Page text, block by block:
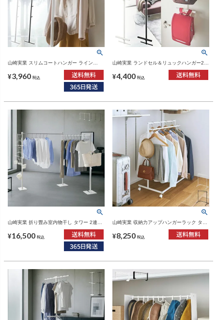
山崎実業 スリムコートハンガー ライン
LINE | インテリア雑貨・コートハンガー
¥3,960 税込
山崎実業 ランドセル＆リュックハンガー2段
タワー tower | インテリア雑貨・タワーシリ
ーズ
¥4,400 税込
山崎実業 折り畳み室内物干し タワー 2連
tower | 室内物干し・タワーシリーズ
¥16,500 税込
山崎実業 収納力アップハンガーラック タワ
ー 2段 tower | インテリア雑貨・タワーシリ
ーズ
¥8,250 税込